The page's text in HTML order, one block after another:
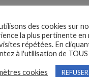
des cookies sur
la plus pertinente
répétées. En
à l'utilisation de
cookies REFUSER